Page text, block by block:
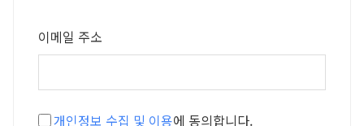
이메일 주소
개인정보 수집 및 이용에 동의합니다.